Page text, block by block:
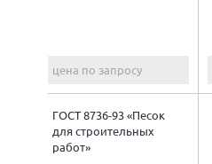
цена по запросу
ГОСТ 8736-93 «Песок
для строительных
работ»